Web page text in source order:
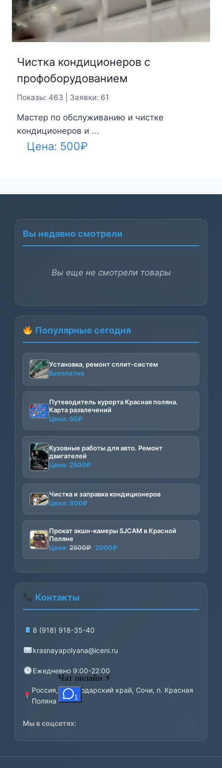
Чистка кондиционеров с
профоборудованием
Показы: 463 | Заявки: 61
Мастер по обслуживанию и чистке
кондиционеров и ...
Цена: 500₽
Вы недавно смотрели
Вы еще не смотрели товары
Популярные сегодня
Установка, ремонт сплит-систем
Бесплатно
Путеводитель курорта Красная поляна.
Карта развлечений
Цена: 50₽
Кузовные работы для авто. Ремонт
двигателей
Цена: 2500₽
Чистка и заправка кондиционеров
Цена: 800₽
Прокат экшн-камеры SJCAM в Красной
Поляне
Цена: 2500₽ Первоначальная
цена
2000₽
цена:
Контакты
8 (918) 918-35-40
krasnayapolyana@iceni.ru
Ежедневно 9:00-22:00
Россия, Краснодарский край, Сочи, п. Красная
Поляна
Мы в соцсетях: